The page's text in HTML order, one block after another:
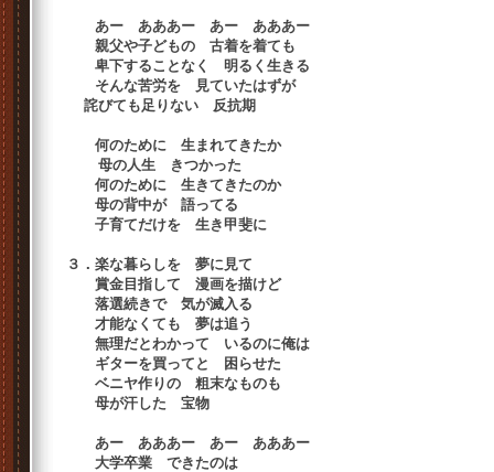
あー あああー あー あああー
親父や子どもの 古着を着ても
卑下することなく 明るく生きる
そんな苦労を 見ていたはずが
詫びても足りない 反抗期
何のために 生まれてきたか
母の人生 きつかった
何のために 生きてきたのか
母の背中が 語ってる
子育てだけを 生き甲斐に
３．楽な暮らしを 夢に見て
賞金目指して 漫画を描けど
落選続きで 気が滅入る
才能なくても 夢は追う
無理だとわかって いるのに俺は
ギターを買ってと 困らせた
ベニヤ作りの 粗末なものも
母が汗した 宝物
あー あああー あー あああー
大学卒業 できたのは